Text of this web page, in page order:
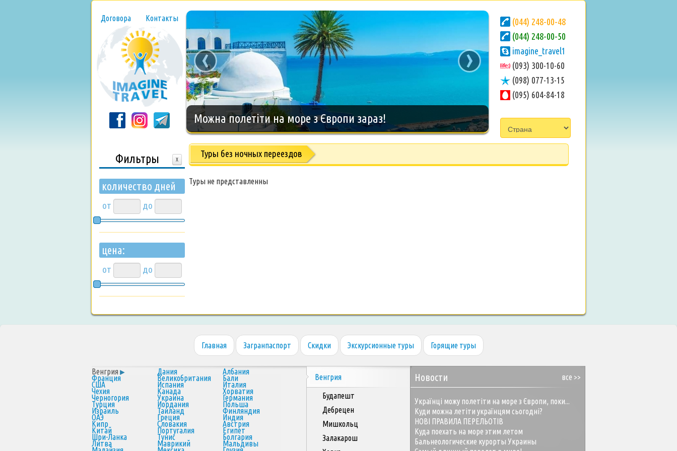
Договора Контакты
Новогодний тур на о.Занзибар, 8 дней
‹ ›
(044) 248-00-48
(044) 248-00-50
imagine_travel1
(093) 300-10-60
(098) 077-13-15
(095) 604-84-18
Фильтры X
количество дней
от до
цена:
от до
Туры без ночных переездов
Туры не представленны
Главная Загранпаспорт Скидки Экскурсионные туры Горящие туры
Венгрия Дания Албания
Франция Великобритания Бали
США Испания Италия
Чехия Канада Хорватия
Черногория Украина Германия
Турция Иордания Польша
Израиль Таиланд Финляндия
ОАЭ Греция Индия
Кипр Словакия Австрия
Китай Португалия Египет
Шри-Ланка Тунис Болгария
Литва Маврикий Мальдивы
Венгрия
Будапешт
Дебрецен
Мишкольц
Залакарош
все >>
Новости
Українці можу полетіти на море з Європи, поки...
Куди можна летіти українцям сьогодні?
НОВІ ПРАВИЛА ПЕРЕЛЬОТІВ
Куда поехать на море этим летом
Бальнеологические курорты Украины